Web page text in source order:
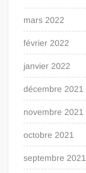
mars 2022
février 2022
janvier 2022
décembre 2021
novembre 2021
octobre 2021
septembre 2021